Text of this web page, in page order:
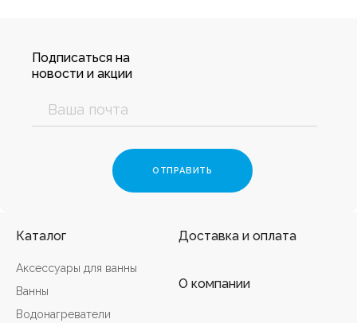
Подписаться на
новости и акции
Каталог
Аксессуары для ванны
Ванны
Водонагреватели
Доставка и оплата
О компании